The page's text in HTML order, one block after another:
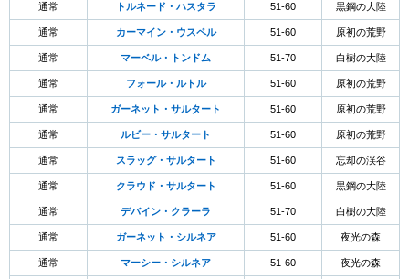
通常 トルネード・ハスタラ 51-60 黒鋼の大陸
通常 カーマイン・ウスペル 51-60 原初の荒野
通常 マーベル・トンドム 51-70 白樹の大陸
通常 フォール・ルトル 51-60 原初の荒野
通常 ガーネット・サルタート 51-60 原初の荒野
通常 ルビー・サルタート 51-60 原初の荒野
通常 スラッグ・サルタート 51-60 忘却の渓谷
通常 クラウド・サルタート 51-60 黒鋼の大陸
通常 デバイン・クラーラ 51-70 白樹の大陸
通常 ガーネット・シルネア 51-60 夜光の森
通常 マーシー・シルネア 51-60 夜光の森